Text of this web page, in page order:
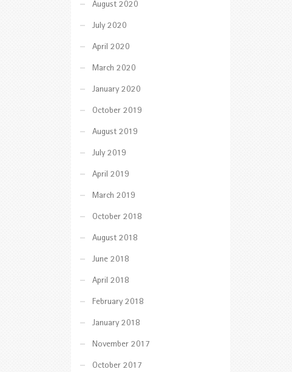
August 2020
July 2020
April 2020
March 2020
January 2020
October 2019
August 2019
July 2019
April 2019
March 2019
October 2018
August 2018
June 2018
April 2018
February 2018
January 2018
November 2017
October 2017